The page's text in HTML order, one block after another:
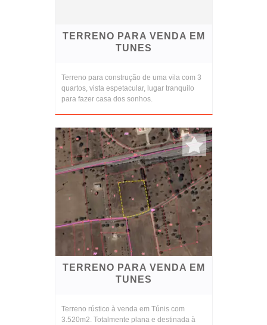
TERRENO PARA VENDA EM
TUNES
Terreno para construção de uma vila com 3
quartos, vista espetacular, lugar tranquilo
para fazer casa dos sonhos.
TERRENO PARA VENDA EM
TUNES
Terreno rústico à venda em Túnis com
3.520m2. Totalmente plana e destinada à